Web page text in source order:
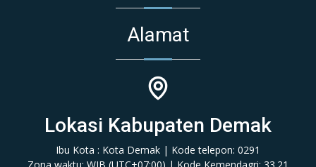
Alamat
Lokasi Kabupaten Demak
Ibu Kota : Kota Demak | Kode telepon: 0291